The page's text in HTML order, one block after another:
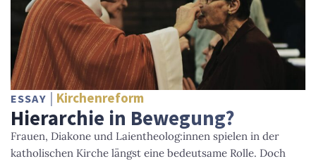
ESSAY Kirchenreform
Hierarchie in Bewegung?
Frauen, Diakone und Laientheolog:innen spielen in der
katholischen Kirche längst eine bedeutsame Rolle. Doch